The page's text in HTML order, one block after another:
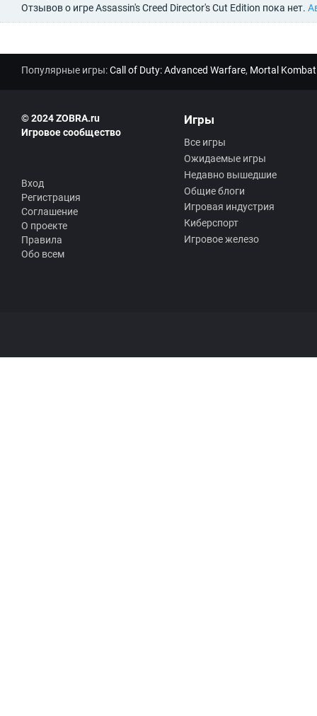
Отзывов о игре Assassin's Creed Director's Cut Edition пока нет.
Популярные игры:Call of Duty: Advanced Warfare, Mortal
© 2024 ZOBRA.ru
Игровое сообщество
Вход
Регистрация
Соглашение
О проекте
Правила
Обо всем
Игры
Все игры
Ожидаемые игры
Недавно вышедшие
Общие блоги
Игровая индустрия
Киберспорт
Игровое железо